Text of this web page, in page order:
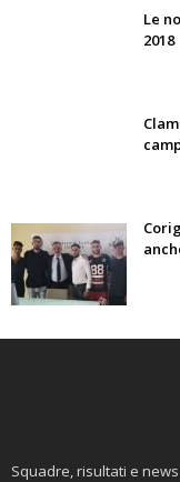
Le
2018
Squadre, risultati e